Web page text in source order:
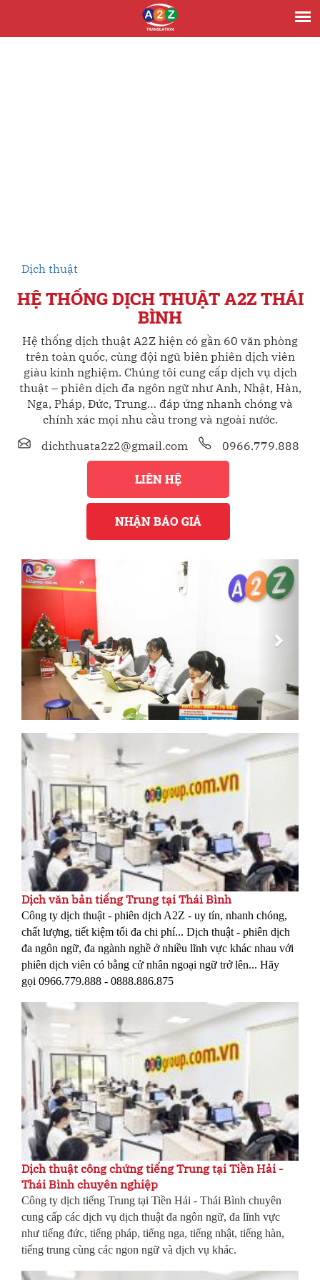
Dịch thuật
HỆ THỐNG DỊCH THUẬT A2Z THÁI
BÌNH
Hệ thống dịch thuật A2Z hiện có gần 60 văn phòng
trên toàn quốc, cùng đội ngũ biên phiên dịch viên
giàu kinh nghiệm. Chúng tôi cung cấp dịch vụ dịch
thuật – phiên dịch đa ngôn ngữ như Anh, Nhật, Hàn,
Nga, Pháp, Đức, Trung… đáp ứng nhanh chóng và
chính xác mọi nhu cầu trong và ngoài nước.
dichthuata2z2@gmail.com
0966.779.888
LIÊN HỆ
NHẬN BÁO GIÁ
Dịch văn bản tiếng Trung tại Thái Bình
Công ty dịch thuật - phiên dịch A2Z - uy tín, nhanh chóng,
chất lượng, tiết kiệm tối đa chi phí... Dịch thuật - phiên dịch
đa ngôn ngữ, đa ngành nghề ở nhiều lĩnh vực khác nhau với
phiên dịch viên có bằng cử nhân ngoại ngữ trở lên... Hãy
gọi 0966.779.888 - 0888.886.875
Dịch thuật công chứng tiếng Trung tại Tiền Hải -
Thái Bình chuyên nghiệp
Công ty dịch tiếng Trung tại Tiền Hải - Thái Bình chuyên
cung cấp các dịch vụ dịch thuật đa ngôn ngữ, đa lĩnh vực
như tiếng đức, tiếng pháp, tiếng nga, tiếng nhật, tiếng hàn,
tiếng trung cùng các ngon ngữ và dịch vụ khác.